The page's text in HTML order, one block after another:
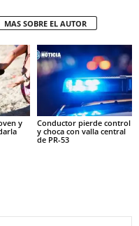
MAS SOBRE EL AUTOR
y
Conductor pierde control
y choca con valla central
de PR-53